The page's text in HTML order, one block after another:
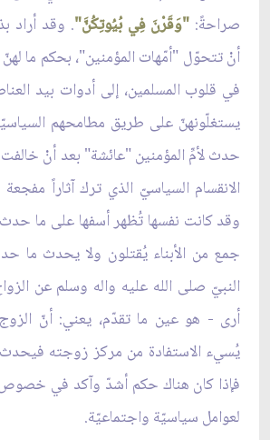
صراحةً: "وَقَرْنَ فِي بُيُوتِكُنَّ". وقد أراد
أنْ تتحوّل "أمّهات المؤمنين"، بحكم ما
في قلوب المسلمين، إلى أدوات بيد
يستغلّونهنّ على طريق مطامحهم
حدث لأمِّ المؤمنين "عائشة" بعد أنْ
الانقسام السياسيّ الذي ترك آثاراً
وقد كانت نفسها تُظهر أسفها على ما حدث
جمع من الأبناء يُقتلون ولا يحدث ما
النبيّ صلى الله عليه واله وسلم عن
أرى - هو عين ما تقدّم، يعني: أنّ
يُسيء الاستفادة من مركز زوجته
فإذا كان هناك حكم أشدّ وآكد في خصوص
لعوامل سياسيّة واجتماعيّة.